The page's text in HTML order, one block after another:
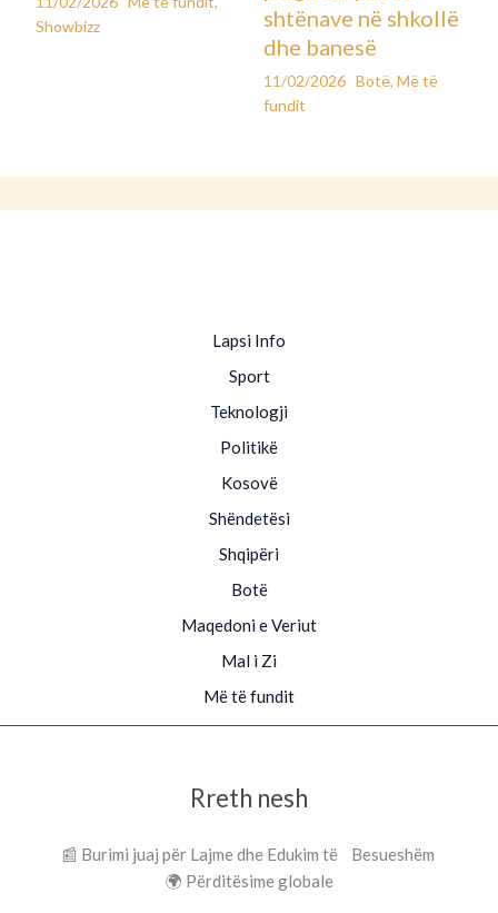
Showbizz
shtënave në shkollë
dhe banesë
11/02/2026 Botë, Më të
fundit
Lapsi Info
Sport
Teknologji
Politikë
Kosovë
Shëndetësi
Shqipëri
Botë
Maqedoni e Veriut
Mal i Zi
Më të fundit
Rreth nesh
📰 Burimi juaj për Lajme dhe Edukim të Besueshëm
🌍 Përditësime globale